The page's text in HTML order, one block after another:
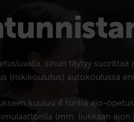
sinun täytyy suorittaa
(riskikoulutus) autokoulussa
kuuluu 4 tuntia ajo-
(mm. liukkaan ajon